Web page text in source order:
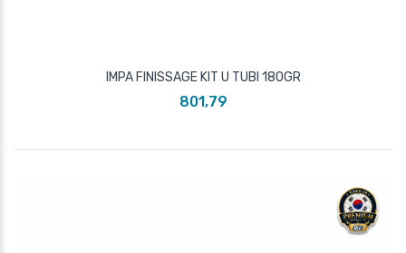
IMPA FINISSAGE KIT U TUBI 180GR
801,79